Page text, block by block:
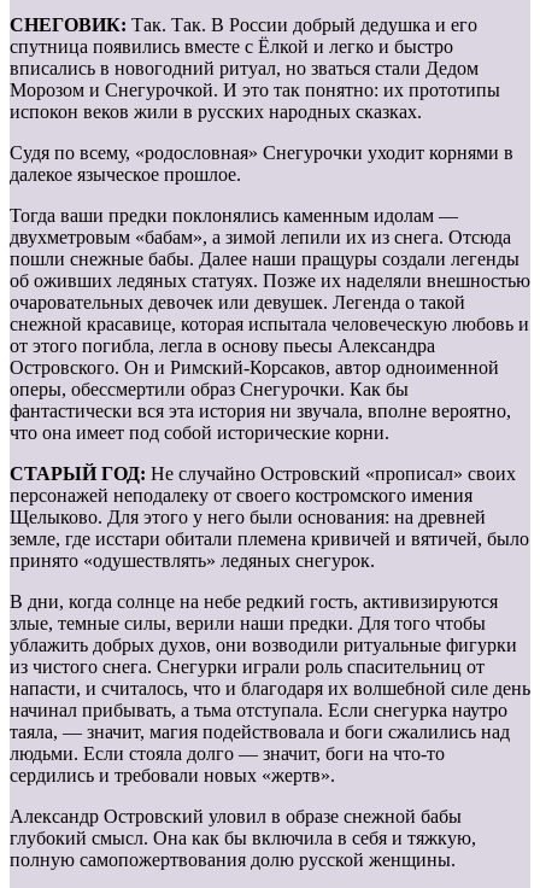
СНЕГОВИК: Так. Так. В России добрый дедушка и его
спутница появились вместе с Ёлкой и легко и быстро
вписались в новогодний ритуал, но зваться стали Дедом
Морозом и Снегурочкой. И это так понятно: их прототипы
испокон веков жили в русских народных сказках.
Судя по всему, «родословная» Снегурочки уходит корнями в
далекое языческое прошлое.
Тогда ваши предки поклонялись каменным идолам —
двухметровым «бабам», а зимой лепили их из снега. Отсюда
пошли снежные бабы. Далее наши пращуры создали легенды
об оживших ледяных статуях. Позже их наделяли внешностью
очаровательных девочек или девушек. Легенда о такой
снежной красавице, которая испытала человеческую любовь и
от этого погибла, легла в основу пьесы Александра
Островского. Он и Римский-Корсаков, автор одноименной
оперы, обессмертили образ Снегурочки. Как бы
фантастически вся эта история ни звучала, вполне вероятно,
что она имеет под собой исторические корни.
СТАРЫЙ ГОД: Не случайно Островский «прописал» своих
персонажей неподалеку от своего костромского имения
Щелыково. Для этого у него были основания: на древней
земле, где исстари обитали племена кривичей и вятичей, было
принято «одушествлять» ледяных снегурок.
В дни, когда солнце на небе редкий гость, активизируются
злые, темные силы, верили наши предки. Для того чтобы
ублажить добрых духов, они возводили ритуальные фигурки
из чистого снега. Снегурки играли роль спасительниц от
напасти, и считалось, что и благодаря их волшебной силе день
начинал прибывать, а тьма отступала. Если снегурка наутро
таяла, — значит, магия подействовала и боги сжалились над
людьми. Если стояла долго — значит, боги на что-то
сердились и требовали новых «жертв».
Александр Островский уловил в образе снежной бабы
глубокий смысл. Она как бы включила в себя и тяжкую,
полную самопожертвования долю русской женщины.